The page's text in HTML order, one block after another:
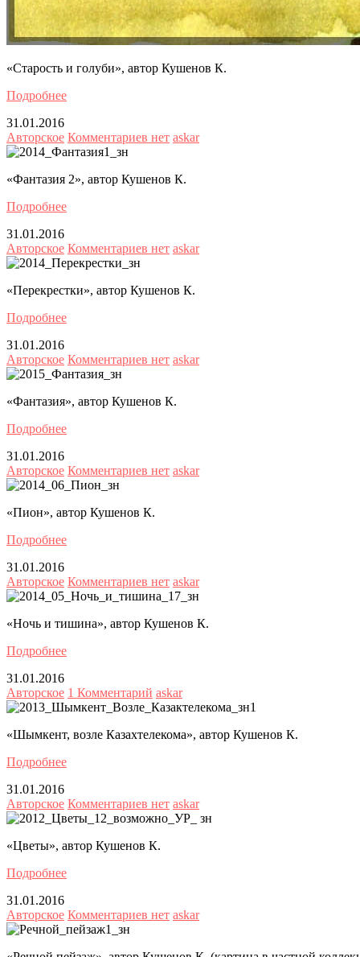
«Старость и голуби», автор Кушенов К.
Подробнее
31.01.2016
Авторское Комментариев нет askar
«Фантазия 2», автор Кушенов К.
Подробнее
31.01.2016
Авторское Комментариев нет askar
«Перекрестки», автор Кушенов К.
Подробнее
31.01.2016
Авторское Комментариев нет askar
«Фантазия», автор Кушенов К.
Подробнее
31.01.2016
Авторское Комментариев нет askar
«Пион», автор Кушенов К.
Подробнее
31.01.2016
Авторское Комментариев нет askar
«Ночь и тишина», автор Кушенов К.
Подробнее
31.01.2016
Авторское 1 Комментарий askar
«Шымкент, возле Казахтелекома», автор Кушенов К.
Подробнее
31.01.2016
Авторское Комментариев нет askar
«Цветы», автор Кушенов К.
Подробнее
31.01.2016
Авторское Комментариев нет askar